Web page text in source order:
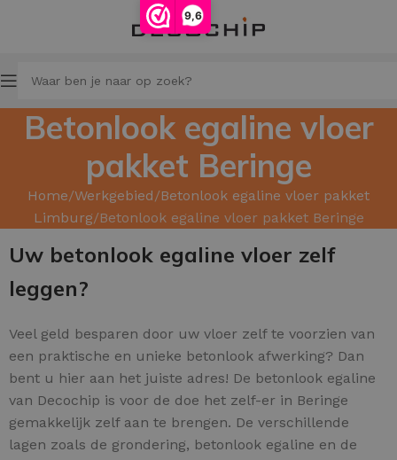
9,6
Betonlook egaline vloer
pakket Beringe
Home Werkgebied Betonlook egaline vloer pakket
Limburg Betonlook egaline vloer pakket Beringe
Uw betonlook egaline vloer zelf
leggen?
Veel geld besparen door uw vloer zelf te voorzien van
een praktische en unieke betonlook afwerking? Dan
bent u hier aan het juiste adres! De betonlook egaline
van Decochip is voor de doe het zelf-er in Beringe
gemakkelijk zelf aan te brengen. De verschillende
lagen zoals de grondering, betonlook egaline en de